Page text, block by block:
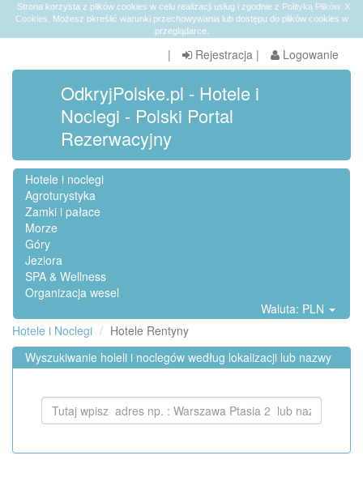
X
Strona korzysta z plików cookies w celu realizacji usług i zgodnie z Polityką Plików
Cookies . Możesz określić warunki przechowywania lub dostępu do plików cookies w
przeglądarce.
| Rejestracja | Logowanie
OdkryjPolske.pl - Hotele i
Noclegi - Polski Portal
Rezerwacyjny
Hotele i noclegi
Agroturystyka
Zamki i pałace
Morze
Góry
Jeziora
SPA & Wellness
Organizacja wesel
Waluta: PLN
Hotele i Noclegi
Hotele Rentyny
Wyszukiwanie holeli i noclegów według lokalizacji lub nazwy